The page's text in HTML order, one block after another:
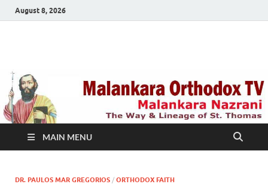
August 8, 2026
TV
MAIN MENU
DR. PAULOS MAR GREGORIOS / ORTHODOX FAITH